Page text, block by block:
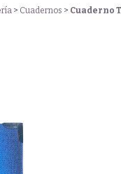
> Cuadernos > Cuaderno